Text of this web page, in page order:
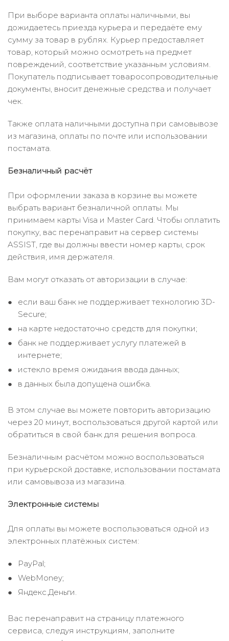
При выборе варианта оплаты наличными, вы
дожидаетесь приезда курьера и передаёте ему
сумму за товар в рублях. Курьер предоставляет
товар, который можно осмотреть на предмет
повреждений, соответствие указанным условиям.
Покупатель подписывает товаросопроводительные
документы, вносит денежные средства и получает
чек.
Также оплата наличными доступна при самовывозе
из магазина, оплаты по почте или использовании
постамата.
Безналичный расчёт
При оформлении заказа в корзине вы можете
выбрать вариант безналичной оплаты. Мы
принимаем карты Visa и Master Card. Чтобы оплатить
покупку, вас перенаправит на сервер системы
ASSIST, где вы должны ввести номер карты, срок
действия, имя держателя.
Вам могут отказать от авторизации в случае:
если ваш банк не поддерживает технологию 3D-
Secure;
на карте недостаточно средств для покупки;
банк не поддерживает услугу платежей в
интернете;
истекло время ожидания ввода данных;
в данных была допущена ошибка.
В этом случае вы можете повторить авторизацию
через 20 минут, воспользоваться другой картой или
обратиться в свой банк для решения вопроса.
Безналичным расчётом можно воспользоваться
при курьерской доставке, использовании постамата
или самовывоза из магазина.
Электронные системы
Для оплаты вы можете воспользоваться одной из
электронных платёжных систем:
PayPal;
WebMoney;
Яндекс.Деньги.
Вас перенаправит на страницу платежного
сервиса, следуя инструкциям, заполните